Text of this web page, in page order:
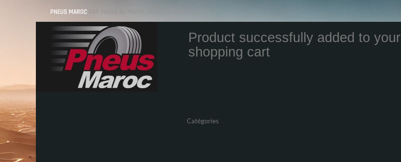
PNEUS MAROC VOS PNEUS AU MAROC LIVRÉS ET MONTÉS
Product successfully added to your
shopping cart
Catégories